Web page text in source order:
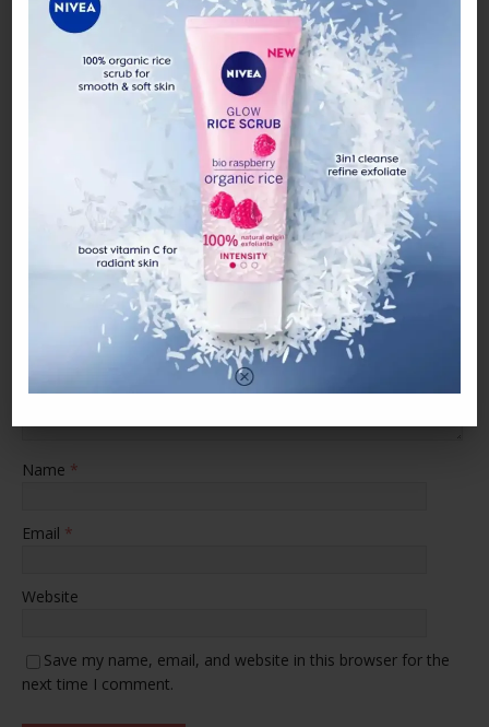
Dirinya
NEXT
Tak Sangka! Ali Puteh Dedah Punca Sebenar Tak
Hantar Ibunya Ke Mahkamah
BE THE FIRST TO COMMENT
Leave a Reply
Your email address will not be published.
Name *
Email *
Website
Save my name, email, and website in this browser for the
next time I comment.